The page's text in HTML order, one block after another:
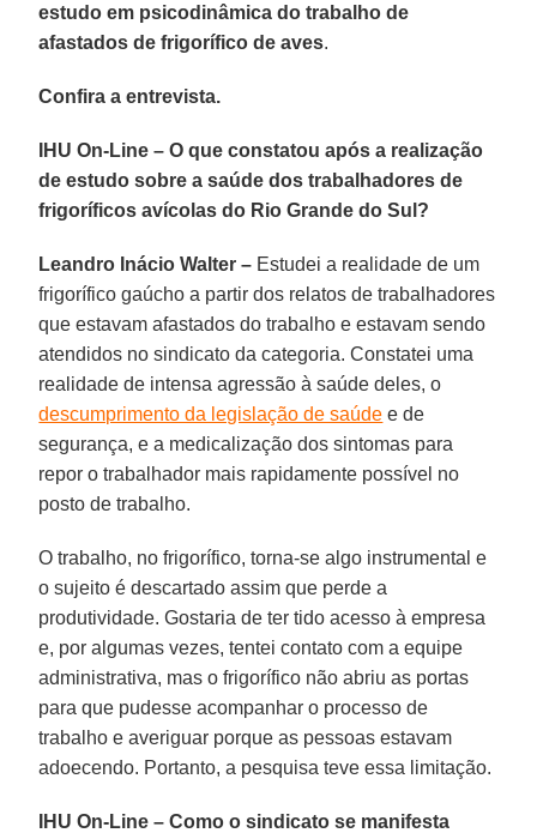
estudo em psicodinâmica do trabalho de
afastados de frigorífico de aves.
Confira a entrevista.
IHU On-Line – O que constatou após a realização
de estudo sobre a saúde dos trabalhadores de
frigoríficos avícolas do Rio Grande do Sul?
Leandro Inácio Walter – Estudei a realidade de um
frigorífico gaúcho a partir dos relatos de trabalhadores
que estavam afastados do trabalho e estavam sendo
atendidos no sindicato da categoria. Constatei uma
realidade de intensa agressão à saúde deles, o
descumprimento da legislação de saúde e de
segurança, e a medicalização dos sintomas para
repor o trabalhador mais rapidamente possível no
posto de trabalho.
O trabalho, no frigorífico, torna-se algo instrumental e
o sujeito é descartado assim que perde a
produtividade. Gostaria de ter tido acesso à empresa
e, por algumas vezes, tentei contato com a equipe
administrativa, mas o frigorífico não abriu as portas
para que pudesse acompanhar o processo de
trabalho e averiguar porque as pessoas estavam
adoecendo. Portanto, a pesquisa teve essa limitação.
IHU On-Line – Como o sindicato se manifesta